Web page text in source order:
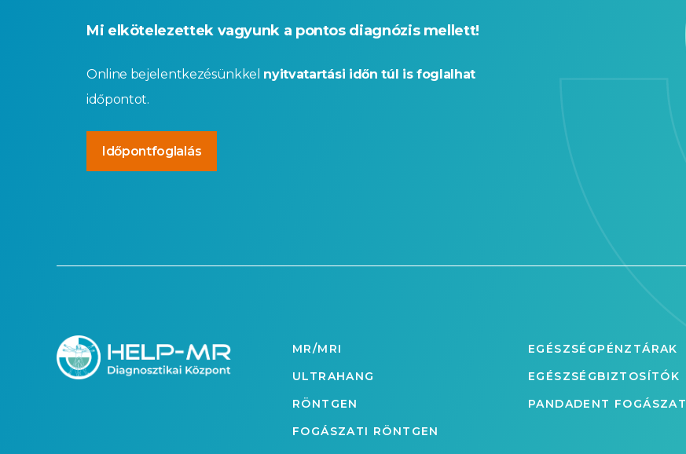
Mi elkötelezettek vagyunk a pontos diagnózis mellett!
Online bejelentkezésünkkel nyitvatartási időn túl is foglalhat
időpontot.
Időpontfoglalás
MR/MRI
ULTRAHANG
RÖNTGEN
FOGÁSZATI RÖNTGEN
EGÉSZSÉGPÉNZTÁRAK
EGÉSZSÉGBIZTOSÍTÓK
PANDADENT FOGÁSZAT